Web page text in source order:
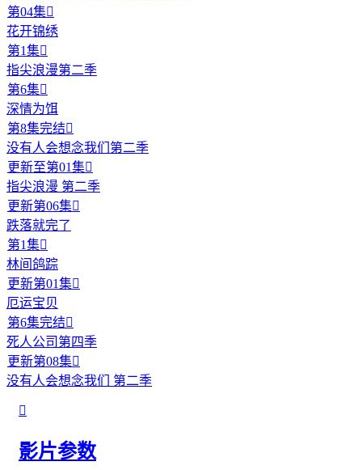
第04集
花开锦绣
第1集
指尖浪漫第二季
第6集
深情为饵
第8集完结
没有人会想念我们第二季
更新至第01集
指尖浪漫 第二季
更新第06集
跌落就完了
第1集
林间鸽踪
更新第01集
厄运宝贝
第6集完结
死人公司第四季
更新第08集
没有人会想念我们 第二季

影片参数